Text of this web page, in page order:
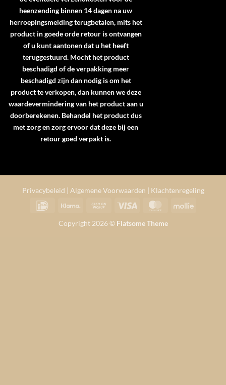
heenzending binnen 14 dagen na uw
herroepingsmelding terugbetalen, mits het
product in goede orde retour is ontvangen
of u kunt aantonen dat u het heeft
teruggestuurd. Mocht het product
beschadigd of de verpakking meer
beschadigd zijn dan nodig is om het
product te verkopen, dan kunnen we deze
waardevermindering van het product aan u
doorberekenen. Behandel het product dus
met zorg en zorg ervoor dat deze bij een
retour goed verpakt is.
Privacybeleid | Algemene Voorwaarden | Klachtenregeling
IDeal
Klarna
Cash
Pickup
Visa MasterCardMollie
Copyright 2026 © Flatsome Theme